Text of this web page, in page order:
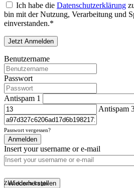
Ich habe die Datenschutzerklärung
bin mit der Nutzung, Verarbeitung und
einverstanden.*
Benutzername
Passwort
Antispam 1
Antispam
Passwort vergessen?
Anmelden
Insert your username or e-mail
Zurück zum Login
Wiederherstellen